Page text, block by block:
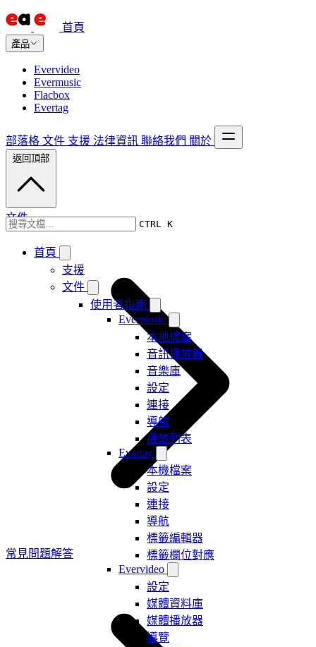
首頁
產品
Evervideo
Evermusic
Flacbox
Evertag
部落格 文件 支援 法律資訊 聯絡我們 關於
CTRL K
首頁
支援
文件
使用者指南
Evermusic
本地檔案
音訊播放器
音樂庫
設定
連接
導航
播放列表
Evertag
本機檔案
設定
連接
導航
標籤編輯器
標籤欄位對應
Evervideo
設定
媒體資料庫
媒體播放器
導覽
返回頂部
文件
常見問題解答